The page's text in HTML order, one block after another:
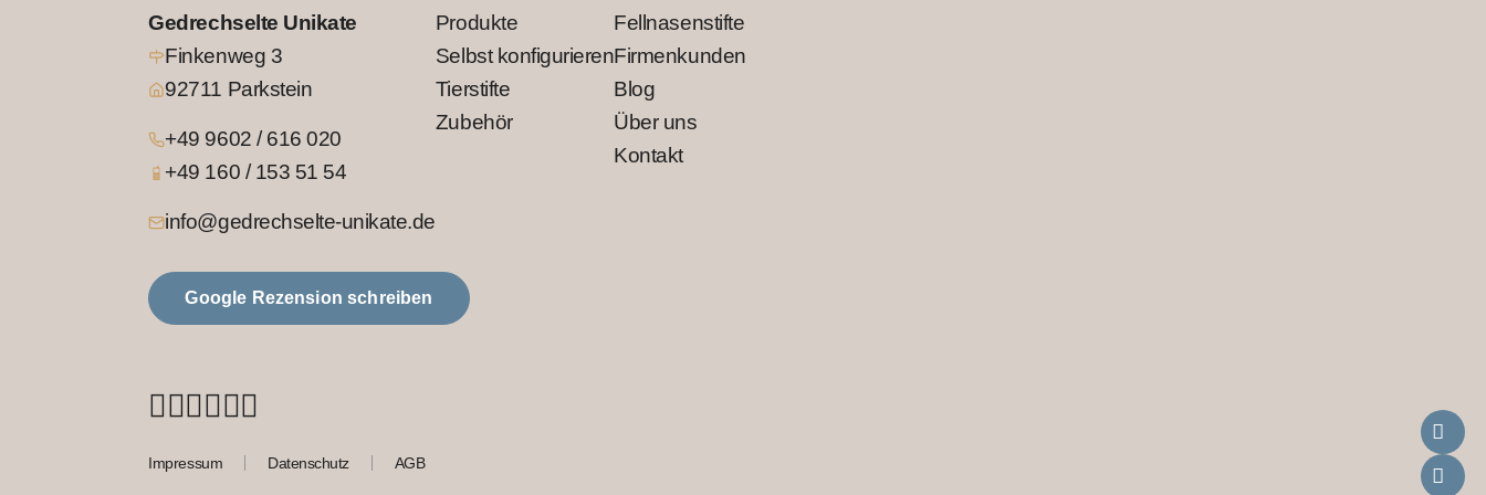
Gedrechselte Unikate
Finkenweg 3
92711 Parkstein
+49 9602 / 616 020
+49 160 / 153 51 54
info@gedrechselte-unikate.de
Produkte
Selbst konfigurieren
Tierstifte
Zubehör
Fellnasenstifte
Firmenkunden
Blog
Über uns
Kontakt
Google Rezension schreiben
Impressum Datenschutz AGB